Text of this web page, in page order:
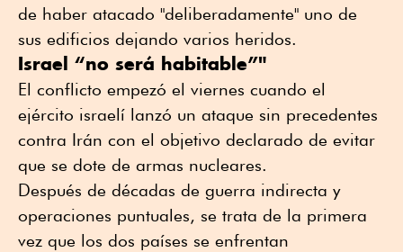
de haber atacado "deliberadamente" uno de
sus edificios dejando varios heridos.
Israel “no será habitable”"
El conflicto empezó el viernes cuando el
ejército israelí lanzó un ataque sin precedentes
contra Irán con el objetivo declarado de evitar
que se dote de armas nucleares.
Después de décadas de guerra indirecta y
operaciones puntuales, se trata de la primera
vez que los dos países se enfrentan